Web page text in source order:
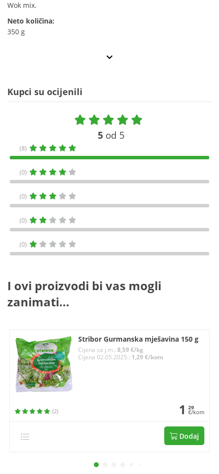
Wok mix.
Neto količina:
350 g
Kupci su ocijenili
5 od 5
(8)
(0)
(0)
(0)
(0)
I ovi proizvodi bi vas mogli
zanimati...
Stribor Gurmanska mješavina 150 g
Cijena za j.m.:8,59 €/kg
Cijena 02.05.2025.: 1,29 €/kom
(2) 1 29
€/kom
Dodaj